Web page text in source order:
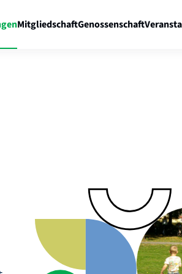
MitgliedschaftGenossenschaft